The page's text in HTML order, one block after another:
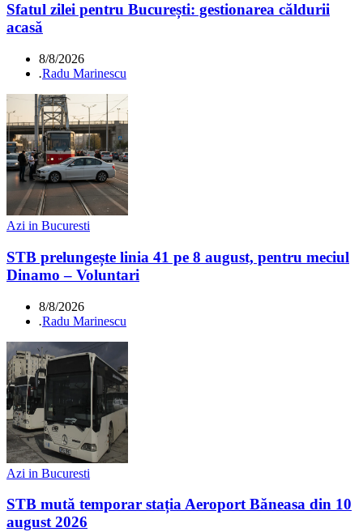
Sfatul zilei pentru București: gestionarea căldurii
acasă
8/8/2026
.Radu Marinescu
Azi in Bucuresti
STB prelungește linia 41 pe 8 august, pentru meciul
Dinamo – Voluntari
8/8/2026
.Radu Marinescu
Azi in Bucuresti
STB mută temporar stația Aeroport Băneasa din 10
august 2026